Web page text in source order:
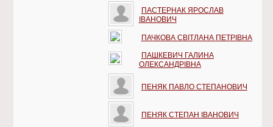
ПАСТЕРНАК ЯРОСЛАВ
ІВАНОВИЧ
ПАЧКОВА СВІТЛАНА ПЕТРІВНА
ПАШКЕВИЧ ГАЛИНА
ОЛЕКСАНДРІВНА
ПЕНЯК ПАВЛО СТЕПАНОВИЧ
ПЕНЯК СТЕПАН ІВАНОВИЧ